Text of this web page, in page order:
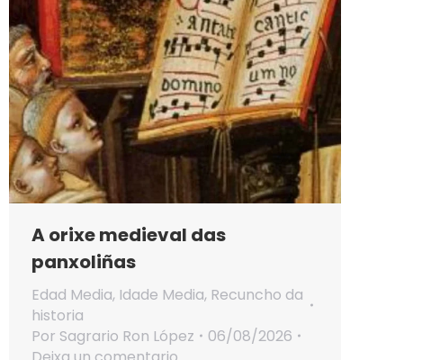
A orixe medieval das
panxoliñas
Edad Media, Idade Media, Recuncho da
historia
Por Sagrario Ron López
06/08/2026